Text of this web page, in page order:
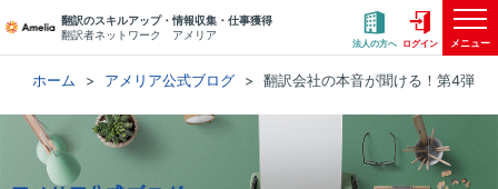
翻訳のスキルアップ・情報収集・仕事獲得
翻訳者ネットワーク アメリア
法人の方へ ログイン メニュー
ホーム アメリア公式ブログ 翻訳会社の本音が聞ける！第4弾